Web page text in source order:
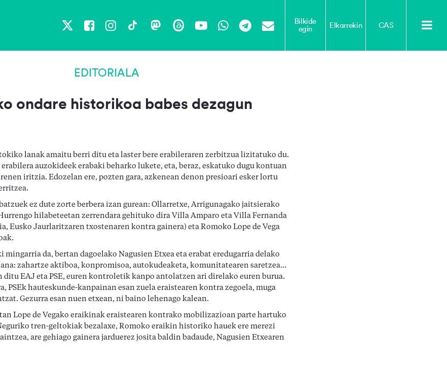
X Facebook
Instagram
TikTokMastodon
ThreadsYouTubeWhatsApp
Telegram
Email
Bilkide
egin
Elkarrekin CAS
EDITORIALA
ondare historikoa babes dezagun
lanak amaitu berri ditu eta laster bere erabileraren zerbitzua lizitatuko du.
auzokideek erabaki beharko lukete, eta, beraz, eskatuko dugu kontuan
iritzia. Edozelan ere, pozten gara, azkenean denon presioari esker lortu
ez dute zorte berbera izan gurean: Ollarretxe, Arrigunagako jaitsierako
hilabeteetan zerrendara gehituko dira Villa Amparo eta Villa Fernanda
Eusko Jaurlaritzaren txostenaren kontra gainera) eta Romoko Lope de Vega
mingarria da, bertan dagoelako Nagusien Etxea eta erabat eredugarria delako
zahartze aktiboa, konpromisoa, autokudeaketa, komunitatearen saretzea...
ditu EAJ eta PSE, euren kontroletik kanpo antolatzen ari direlako euren burua.
PSEk hauteskunde-kanpainan esan zuela eraistearen kontra zegoela, muga
Gezurra esan nuen etxean, ni baino lehenago kalean.
Lope de Vegako eraikinak eraistearen kontrako mobilizazioan parte hartuko
tren-geltokiak bezalaxe, Romoko eraikin historiko hauek ere merezi
are gehiago gainera jarduerez josita baldin badaude, Nagusien Etxearen